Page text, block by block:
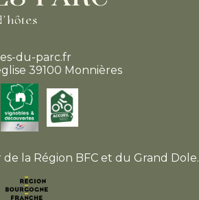
du-parc.fr
39100 Monnières
la Région BFC et du Grand Dole.